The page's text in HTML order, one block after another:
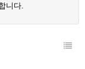
니다.